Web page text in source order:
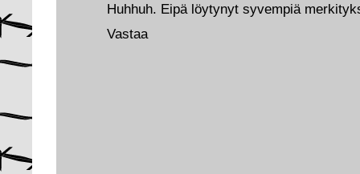
Huhhuh. Eipä löytynyt syvempiä
Vastaa